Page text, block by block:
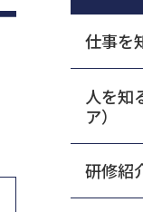
仕事を
人を知
ア）
研修紹